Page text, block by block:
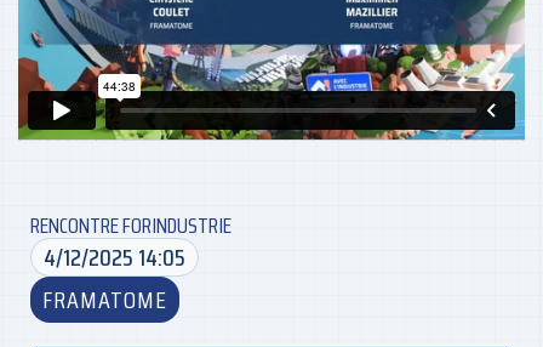
RENCONTRE FORINDUSTRIE
4/12/2025 14:05
FRAMATOME